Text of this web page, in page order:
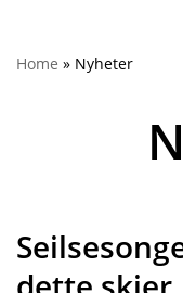
Home » Nyheter